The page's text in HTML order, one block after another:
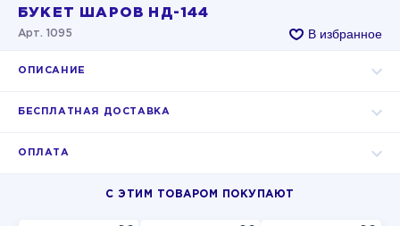
БУКЕТ ШАРОВ НД-144
Арт. 1095 В избранное
ОПИСАНИЕ
БЕСПЛАТНАЯ ДОСТАВКА
ОПЛАТА
С ЭТИМ ТОВАРОМ ПОКУПАЮТ